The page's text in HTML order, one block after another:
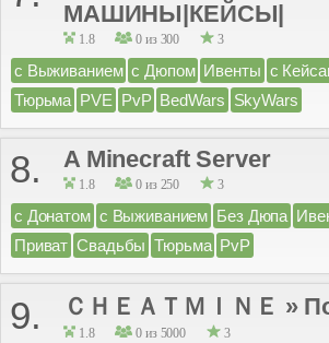
МАШИНЫ|КЕЙСЫ|
1.8 0 из 300 3
с Выживанием с Дюпом Ивенты с
Тюрьма PVE PvP BedWars SkyWars
8. A Minecraft Server
1.8 0 из 250 3
с Донатом с Выживанием Без Дюпа
Приват Свадьбы Тюрьма PvP
9. ＣＨＥＡＴＭＩＮＥ »
1.8 0 из 5000 3